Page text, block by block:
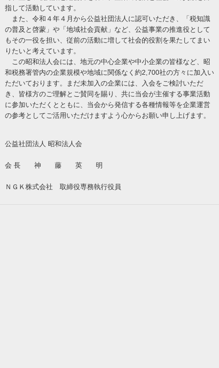
指して活動しています。
また、令和４年４月から公益社団法人に認可いただき、「税知識
の普及と啓蒙」や「地域社会貢献」など、公益事業の推進役として
もその一役を担い、従前の活動に増して社会的役割を果たしてまい
りたいと考えています。
この昭和法人会には、地元の中心企業や中小企業の皆様など、昭
和税務署管内の企業規模や地域に関係なく約2,700社の方々に加入い
ただいております。まだ未加入の企業には、入会をご検討いただ
き、皆様方のご理解とご賛同を賜り、共に当会が主催する事業活動
に参加いただくとともに、当会から発信する各種情報等を企業運営
の参考としてご活用いただけますよう心からお願い申し上げます。
公益社団法人 昭和法人会
会 長 神 藤 英 明
ＮＧＫ株式会社 取締役専務執行役員